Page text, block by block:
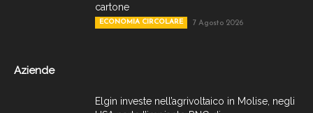
cartone
ECONOMIA CIRCOLARE 7 Agosto 2026
Aziende
Elgin investe nell’agrivoltaico in Molise, negli